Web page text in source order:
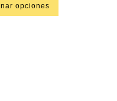
opciones